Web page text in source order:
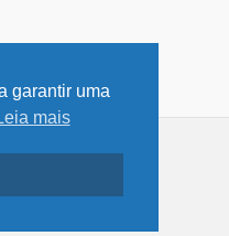
garantir uma
mais